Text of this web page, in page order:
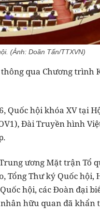
(Ảnh: Doãn Tấn/TTXVN)
qua Chương trình
Quốc hội khóa XV tại
Đài Truyền hình
ương Mặt trận Tổ
Thư ký Quốc hội,
hội, các Đoàn đại
hữu quan đã